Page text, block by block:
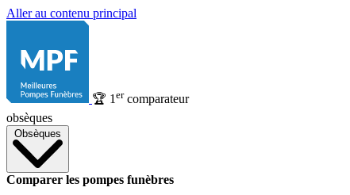
Aller au contenu principal
🏆 1 ercomparateur
obsèques
Obsèques
Comparer les pompes funèbres